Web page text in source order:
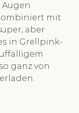
mit
aber
in Grellpink-
ganz von